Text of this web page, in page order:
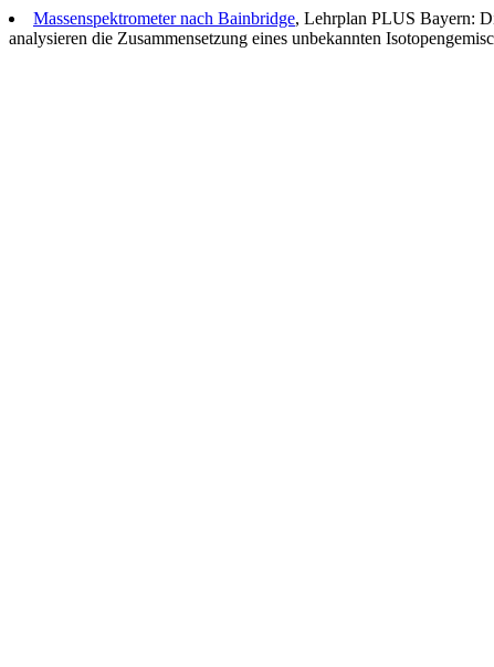
Massenspektrometer nach Bainbridge, Lehrplan PLUS Bayern:
analysieren die Zusammensetzung eines unbekannten